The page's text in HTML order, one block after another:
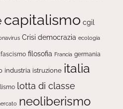
capitalismo cgil
Crisi democrazia ecologia
fascismo filosofia Francia germania
industria istruzione italia
lotta di classe
neoliberismo